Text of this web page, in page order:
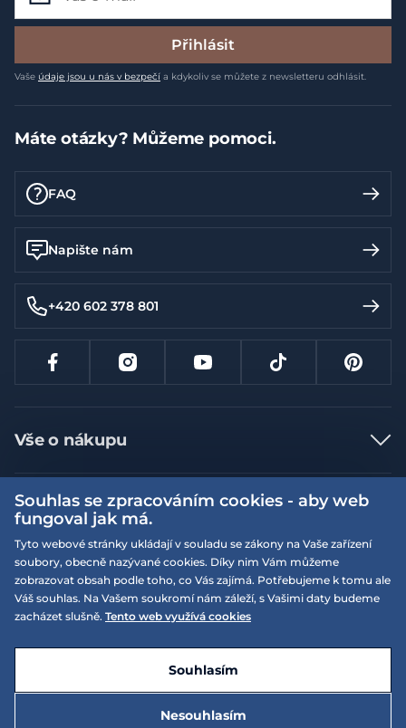
Přihlásit
Vaše údaje jsou u nás v bezpečí a kdykoliv se můžete z newsletteru odhlásit.
Máte otázky? Můžeme pomoci.
FAQ
Napište nám
+420 602 378 801
Vše o nákupu
Jak nakupovat
Nejčastější dotazy
Doprava a platba
Vrácení a výměna zboží
Reklamace
Velikostní tabulky
Více informací
Obchodní podmínky
Podmínky EQS věrnostního klubu
On-line katalogy
Dotace
Zásady ochrany osobních údajů
Naše prodejny
EQS Rudná
EQS Praha 9 - Letňany
Nyní otevřeno
E-shop vytvořila a technicky zajišťujeSIMPLIA.cz
Souhlas se zpracováním cookies - aby web
fungoval jak má.
Tyto webové stránky ukládají v souladu se zákony na Vaše zařízení
soubory, obecně nazývané cookies. Díky nim Vám můžeme
zobrazovat obsah podle toho, co Vás zajímá. Potřebujeme k tomu ale
Váš souhlas. Na Vašem soukromí nám záleží, s Vašimi daty budeme
zacházet slušně. Tento web využívá cookies
Nesouhlasím
Souhlasím